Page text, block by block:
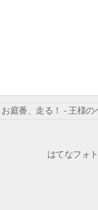
お庭番、走る！ - 王様
はてなフォ